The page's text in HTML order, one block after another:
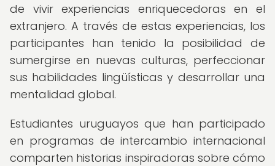
de vivir experiencias enriquecedoras en el
extranjero. A través de estas experiencias, los
participantes han tenido la posibilidad de
sumergirse en nuevas culturas, perfeccionar
sus habilidades lingüísticas y desarrollar una
mentalidad global.
Estudiantes uruguayos que han participado
en programas de intercambio internacional
comparten historias inspiradoras sobre cómo